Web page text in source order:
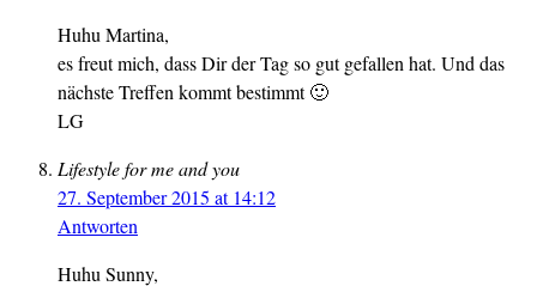
Huhu Martina,
es freut mich, dass Dir der Tag so gut gefallen hat. Und das
nächste Treffen kommt bestimmt 🙂
LG
Lifestyle for me and you
27. September 2015 at 14:12
Antworten
Huhu Sunny,